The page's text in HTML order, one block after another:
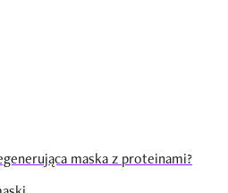
maska z proteinami?